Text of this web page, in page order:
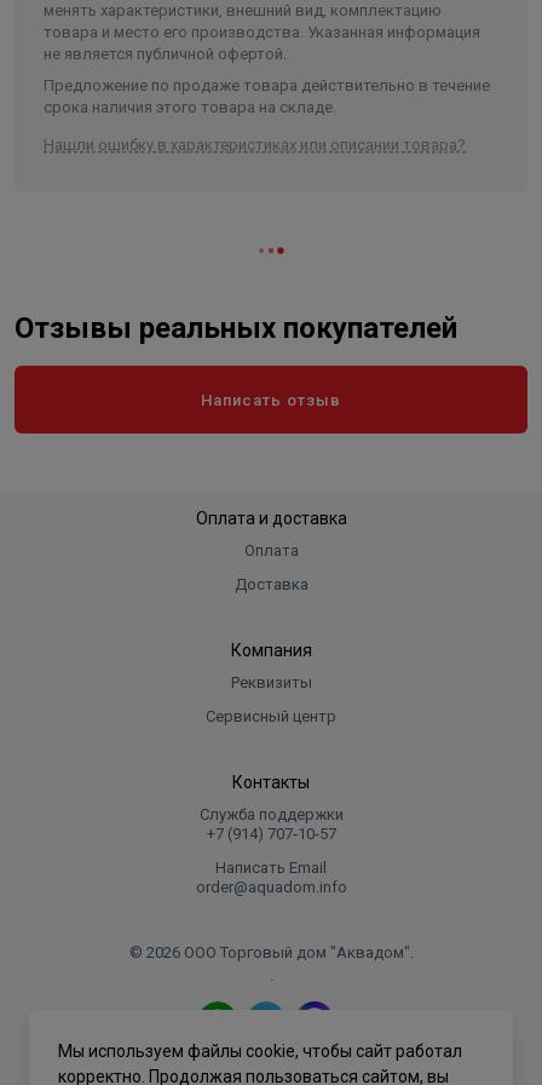
менять характеристики, внешний вид, комплектацию
товара и место его производства. Указанная информация
не является публичной офертой.
Предложение по продаже товара действительно в течение
срока наличия этого товара на складе.
Нашли ошибку в характеристиках или описании товара?
Отзывы реальных покупателей
Написать отзыв
Оплата и доставка
Оплата
Доставка
Компания
Реквизиты
Сервисный центр
Контакты
Служба поддержки
+7 (914) 707‑10‑57
Написать Email
order@aquadom.info
© 2026 ООО Торговый дом "Аквадом".
.
Политика конфиденциальности
Мы используем файлы cookie, чтобы сайт работал
корректно. Продолжая пользоваться сайтом, вы